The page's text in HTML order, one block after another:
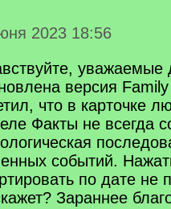
2023 18:56
уважаемые
версия
что в карточке
Факты не всегда
событий.
по дате не
Зараннее